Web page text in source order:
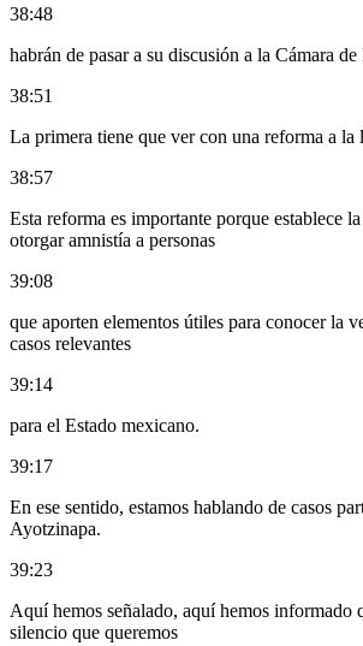
38:48
habrán de pasar a su discusión a la Cámara
38:51
La primera tiene que ver con una reforma a la
38:57
Esta reforma es importante porque establece
otorgar amnistía a personas
39:08
que aporten elementos útiles para conocer la
casos relevantes
39:14
para el Estado mexicano.
39:17
En ese sentido, estamos hablando de casos
Ayotzinapa.
39:23
Aquí hemos señalado, aquí hemos informado
silencio que queremos